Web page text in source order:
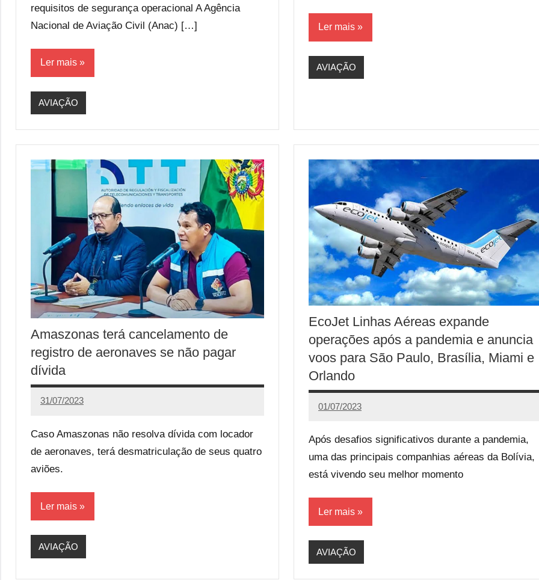
requisitos de segurança operacional A Agência
Nacional de Aviação Civil (Anac) […]
Ler mais
AVIAÇÃO
Ler mais
AVIAÇÃO
Amaszonas terá cancelamento de
registro de aeronaves se não pagar
dívida
31/07/2023
Calango
Caso Amaszonas não resolva dívida com locador
de aeronaves, terá desmatriculação de seus quatro
aviões.
Ler mais
AVIAÇÃO
EcoJet Linhas Aéreas expande
operações após a pandemia e anuncia
voos para São Paulo, Brasília, Miami e
Orlando
01/07/2023
Redação
1
Após desafios significativos durante a pandemia,
uma das principais companhias aéreas da Bolívia,
está vivendo seu melhor momento
Ler mais
AVIAÇÃO